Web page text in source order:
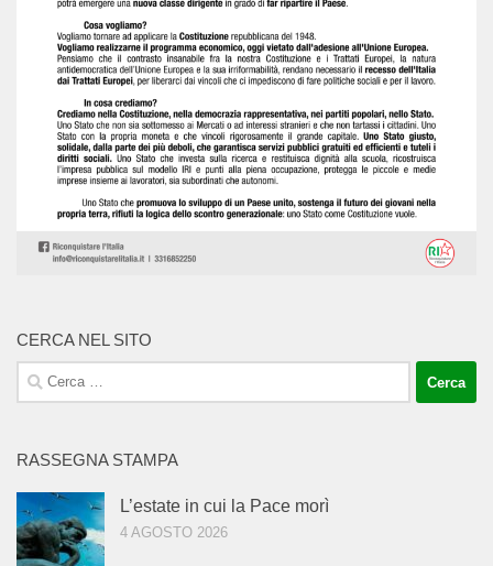
CERCA NEL SITO
Ricerca
per:
RASSEGNA STAMPA
L’estate in cui la Pace morì
4 AGOSTO 2026